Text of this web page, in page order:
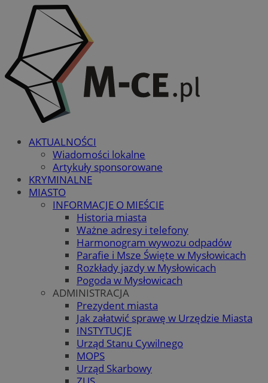
AKTUALNOŚCI
Wiadomości lokalne
Artykuły sponsorowane
KRYMINALNE
MIASTO
INFORMACJE O MIEŚCIE
Historia miasta
Ważne adresy i telefony
Harmonogram wywozu odpadów
Parafie i Msze Święte w Mysłowicach
Rozkłady jazdy w Mysłowicach
Pogoda w Mysłowicach
ADMINISTRACJA
Prezydent miasta
Jak załatwić sprawę w Urzędzie Miasta
INSTYTUCJE
Urząd Stanu Cywilnego
MOPS
Urząd Skarbowy